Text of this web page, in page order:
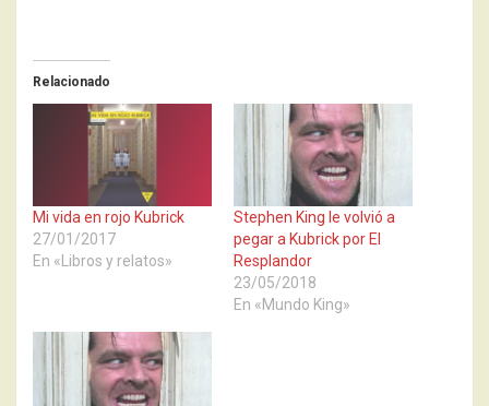
Relacionado
Mi vida en rojo Kubrick
27/01/2017
En «Libros y relatos»
Stephen King le volvió a
pegar a Kubrick por El
Resplandor
23/05/2018
En «Mundo King»